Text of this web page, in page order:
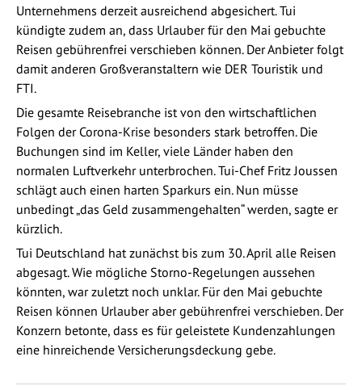
Unternehmens derzeit ausreichend abgesichert. Tui
kündigte zudem an, dass Urlauber für den Mai gebuchte
Reisen gebührenfrei verschieben können. Der Anbieter folgt
damit anderen Großveranstaltern wie DER Touristik und
FTI.
Die gesamte Reisebranche ist von den wirtschaftlichen
Folgen der Corona-Krise besonders stark betroffen. Die
Buchungen sind im Keller, viele Länder haben den
normalen Luftverkehr unterbrochen. Tui-Chef Fritz Joussen
schlägt auch einen harten Sparkurs ein. Nun müsse
unbedingt „das Geld zusammengehalten“ werden, sagte er
kürzlich.
Tui Deutschland hat zunächst bis zum 30. April alle Reisen
abgesagt. Wie mögliche Storno-Regelungen aussehen
könnten, war zuletzt noch unklar. Für den Mai gebuchte
Reisen können Urlauber aber gebührenfrei verschieben. Der
Konzern betonte, dass es für geleistete Kundenzahlungen
eine hinreichende Versicherungsdeckung gebe.